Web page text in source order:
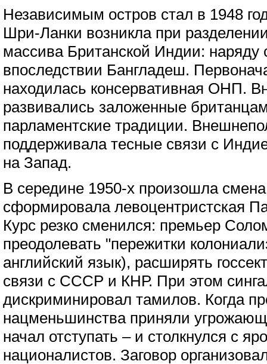
Независимым остров стал в 1948
Шри-Ланки возникла при
массива Британской Индии:
впоследствии Бангладеш.
находилась консервативная ОНП.
развивались заложенные
парламентские традиции.
поддерживала тесные связи с
на Запад.
В середине 1950-х произошла
сформировала левоцентристская
Курс резко сменился: премьер
преодолевать "пережитки
английский язык), расширять
связи с СССР и КНР. При этом
дискриминировал тамилов. Когда
нацменьшинства приняли
начал отступать – и столкнулся с
националистов. Заговор